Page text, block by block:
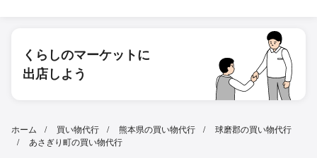
くらしのマーケットに
出店しよう
ホーム 買い物代行 熊本県の買い物代行
球磨郡の買い物代行
あさぎり町の買い物代行